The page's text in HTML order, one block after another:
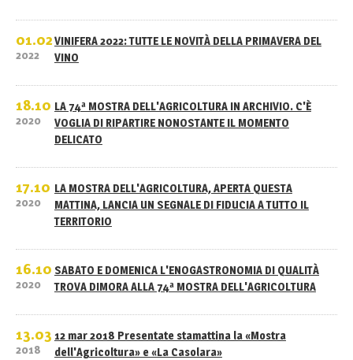
01.02
2022
VINIFERA 2022: TUTTE LE NOVITÀ DELLA PRIMAVERA DEL
VINO
18.10
2020
LA 74ª MOSTRA DELL'AGRICOLTURA IN ARCHIVIO. C'È
VOGLIA DI RIPARTIRE NONOSTANTE IL MOMENTO
DELICATO
17.10
2020
LA MOSTRA DELL'AGRICOLTURA, APERTA QUESTA
MATTINA, LANCIA UN SEGNALE DI FIDUCIA A TUTTO IL
TERRITORIO
16.10
2020
SABATO E DOMENICA L'ENOGASTRONOMIA DI QUALITÀ
TROVA DIMORA ALLA 74ª MOSTRA DELL'AGRICOLTURA
13.03
2018
12 mar 2018 Presentate stamattina la «Mostra
dell'Agricoltura» e «La Casolara»